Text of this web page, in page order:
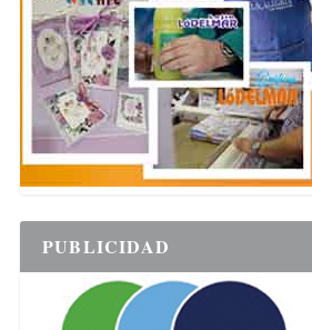
PUBLICIDAD